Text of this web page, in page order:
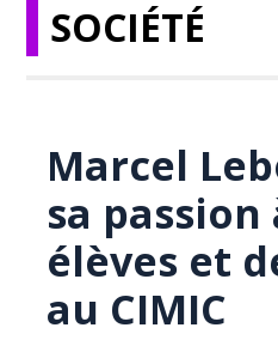
SOCIÉTÉ
Marcel
sa passion
élèves et
au CIMIC